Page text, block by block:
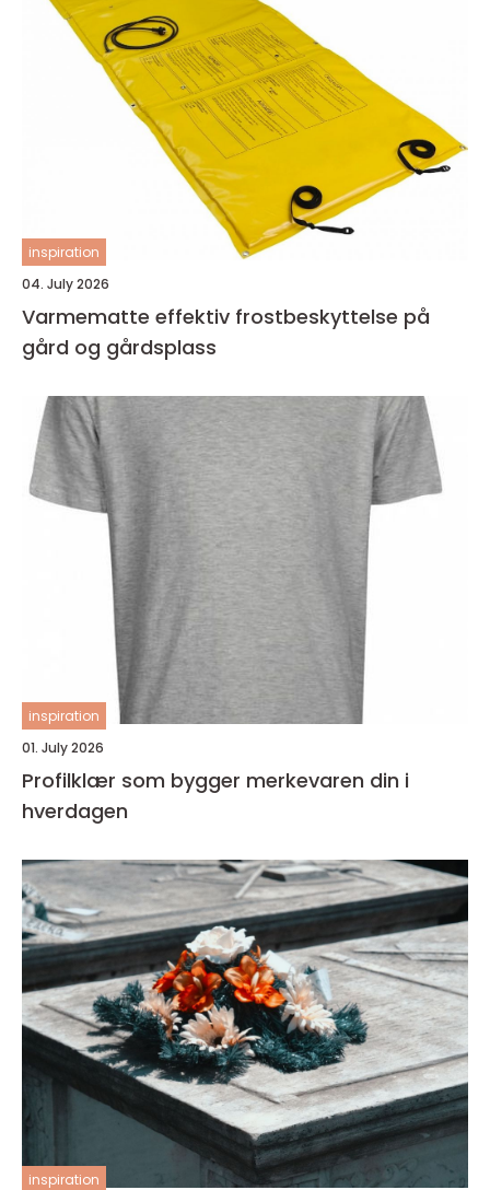
inspiration
04. July 2026
Varmematte effektiv frostbeskyttelse på
gård og gårdsplass
inspiration
01. July 2026
Profilklær som bygger merkevaren din i
hverdagen
inspiration